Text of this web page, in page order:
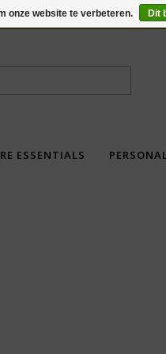
ESSENTIALS
onze website te verbeteren. Dit